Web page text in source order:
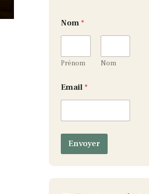
Nom *
Prénom Nom
o
m
E
a
l
Email *
Envoyer